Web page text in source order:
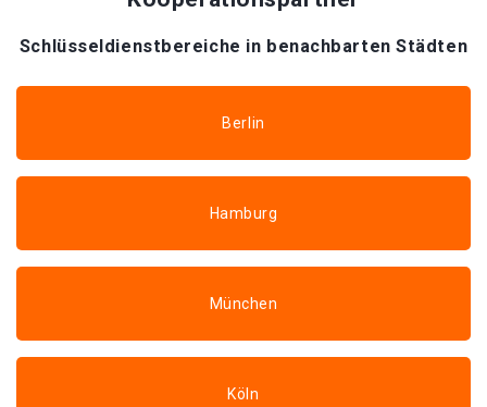
Schlüsseldienstbereiche in benachbarten Städten
Berlin
Hamburg
München
Köln